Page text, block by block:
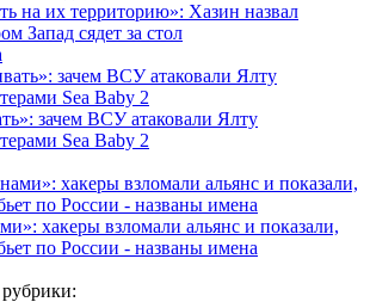
на их территорию»: Хазин назвал
Запад сядет за стол
зачем ВСУ атаковали Ялту
Sea Baby 2
хакеры взломали альянс и показали,
по России - названы имена